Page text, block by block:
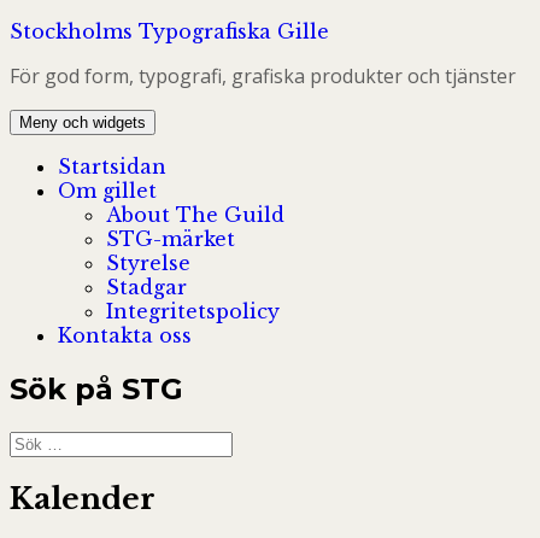
Hoppa
innehåll
Stockholms Typografiska Gille
För god form, typografi, grafiska produkter och tjänster
Meny och widgets
Startsidan
Om gillet
About The Guild
STG-märket
Styrelse
Stadgar
Integritetspolicy
Kontakta oss
Sök på STG
Sök
efter:
Kalender